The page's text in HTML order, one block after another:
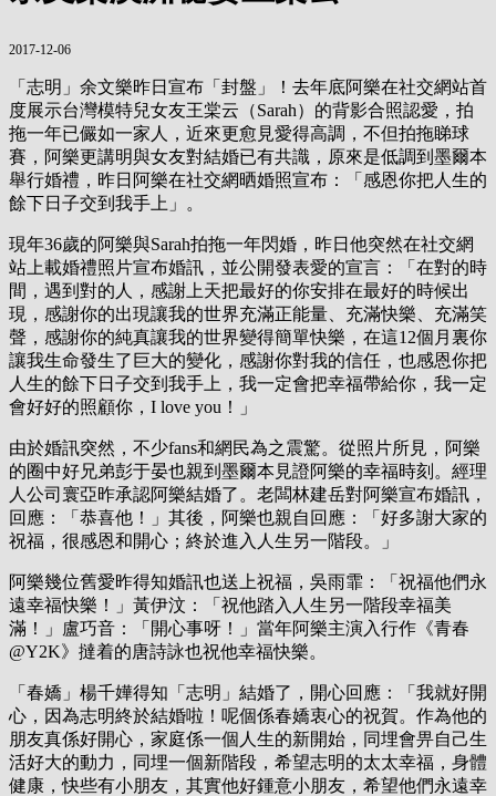
2017-12-06
「志明」余文樂昨日宣布「封盤」！去年底阿樂在社交網站首
度展示台灣模特兒女友王棠云（Sarah）的背影合照認愛，拍
拖一年已儼如一家人，近來更愈見愛得高調，不但拍拖睇球
賽，阿樂更講明與女友對結婚已有共識，原來是低調到墨爾本
舉行婚禮，昨日阿樂在社交網晒婚照宣布：「感恩你把人生的
餘下日子交到我手上」。
現年36歲的阿樂與Sarah拍拖一年閃婚，昨日他突然在社交網
站上載婚禮照片宣布婚訊，並公開發表愛的宣言：「在對的時
間，遇到對的人，感謝上天把最好的你安排在最好的時候出
現，感謝你的出現讓我的世界充滿正能量、充滿快樂、充滿笑
聲，感謝你的純真讓我的世界變得簡單快樂，在這12個月裏你
讓我生命發生了巨大的變化，感謝你對我的信任，也感恩你把
人生的餘下日子交到我手上，我一定會把幸福帶給你，我一定
會好好的照顧你，I love you！」
由於婚訊突然，不少fans和網民為之震驚。從照片所見，阿樂
的圈中好兄弟彭于晏也親到墨爾本見證阿樂的幸福時刻。經理
人公司寰亞昨承認阿樂結婚了。老闆林建岳對阿樂宣布婚訊，
回應：「恭喜他！」其後，阿樂也親自回應：「好多謝大家的
祝福，很感恩和開心；終於進入人生另一階段。」
阿樂幾位舊愛昨得知婚訊也送上祝福，吳雨霏：「祝福他們永
遠幸福快樂！」黃伊汶：「祝他踏入人生另一階段幸福美
滿！」盧巧音：「開心事呀！」當年阿樂主演入行作《青春
@Y2K》撻着的唐詩詠也祝他幸福快樂。
「春嬌」楊千嬅得知「志明」結婚了，開心回應：「我就好開
心，因為志明終於結婚啦！呢個係春嬌衷心的祝賀。作為他的
朋友真係好開心，家庭係一個人生的新開始，同埋會畀自己生
活好大的動力，同埋一個新階段，希望志明的太太幸福，身體
健康，快些有小朋友，其實他好鍾意小朋友，希望他們永遠幸